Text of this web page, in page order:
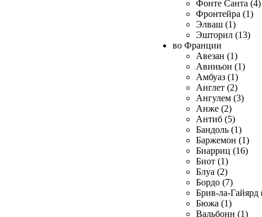
Фонте Санта (4)
Фронтейра (1)
Элваш (1)
Эшторил (13)
во Франции
Авезан (1)
Авиньон (1)
Амбуаз (1)
Англет (2)
Ангулем (3)
Анже (2)
Антиб (5)
Бандоль (1)
Баржемон (1)
Биарриц (16)
Биот (1)
Блуа (2)
Бордо (7)
Брив-ла-Гайярд
Бюжа (1)
Вальбонн (1)